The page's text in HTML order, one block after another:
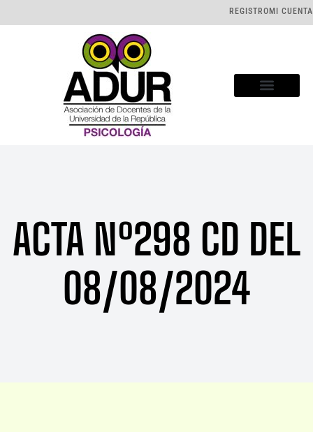
REGISTRO MI CUENTA
ACTA Nº298 CD DEL
08/08/2024